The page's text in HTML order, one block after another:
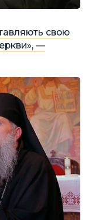
свою
—